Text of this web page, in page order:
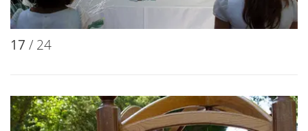
17 / 24